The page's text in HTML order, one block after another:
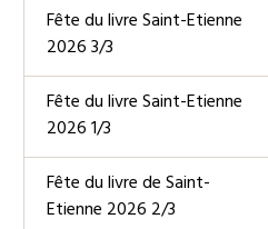
Fête du livre Saint-Etienne
2026 3/3
Fête du livre Saint-Etienne
2026 1/3
Fête du livre de Saint-
Etienne 2026 2/3